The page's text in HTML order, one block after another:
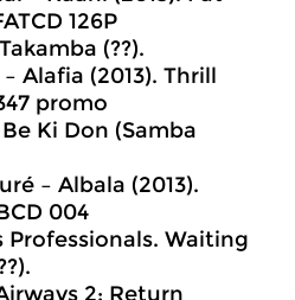
126P
(??).
Alafia (2013). Thrill
promo
Ki Don (Samba
– Albala (2013).
004
Professionals. Waiting
2: Return